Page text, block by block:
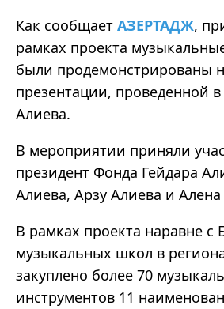
Как сообщает АЗЕРТАДЖ,
рамках проекта
были продемонстрированы
презентации, проведенной
Алиева.
В мероприятии приняли
президент Фонда Гейдара
Алиева, Арзу Алиева и
В рамках проекта наравне с
музыкальных школ в
закуплено более 70
инструментов 11